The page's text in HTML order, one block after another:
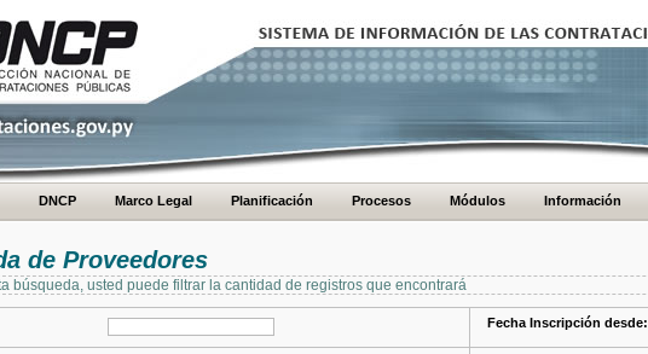
DNCP Marco Legal Planificación Procesos Módulos Información
de Proveedores
búsqueda, usted puede filtrar la cantidad de registros que encontrará
Fecha Inscripción desde: